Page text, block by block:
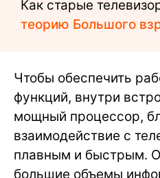
Как старые
теорию Большого
Чтобы обеспечить
функций, внутри
мощный процессор,
взаимодействие с
плавным и быстрым.
большие объемы